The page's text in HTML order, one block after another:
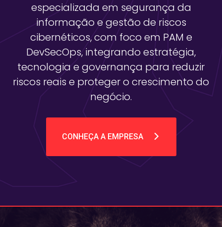
especializada em segurança da
informação e gestão de riscos
cibernéticos, com foco em PAM e
DevSecOps, integrando estratégia,
tecnologia e governança para reduzir
riscos reais e proteger o crescimento do
negócio.
CONHEÇA A EMPRESA